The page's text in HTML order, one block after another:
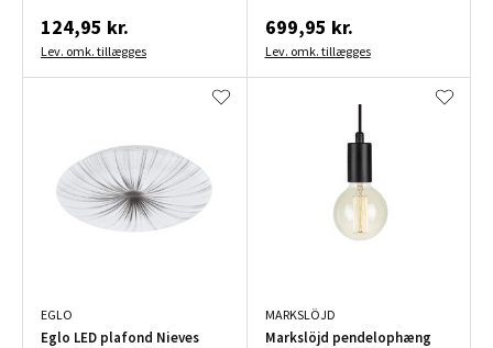
124,95 kr.
Lev. omk. tillægges
699,95 kr.
Lev. omk. tillægges
EGLO
Eglo LED plafond Nieves
MARKSLÖJD
Markslöjd pendelophæng